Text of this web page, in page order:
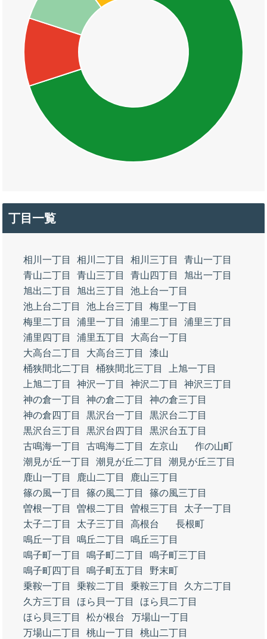
丁目一覧
相川一丁目 相川二丁目 相川三丁目
青山一丁目
青山二丁目
青山三丁目 青山四丁目
旭出一丁目
旭出二丁目
旭出三丁目
池上台一丁目
池上台二丁目
池上台三丁目
梅里一丁目
梅里二丁目
浦里一丁目 浦里二丁目
浦里三丁目
浦里四丁目
浦里五丁目
大高台一丁目
大高台二丁目
大高台三丁目
漆山
桶狭間北二丁目
桶狭間北三丁目
上旭一丁目
上旭二丁目
神沢一丁目 神沢二丁目
神沢三丁目
神の倉一丁目
神の倉二丁目
神の倉三丁目
神の倉四丁目
黒沢台一丁目
黒沢台二丁目
黒沢台三丁目
黒沢台四丁目
黒沢台五丁目
古鳴海一丁目
古鳴海二丁目 左京山
作の山町
潮見が丘一丁目
潮見が丘二丁目
潮見が丘三丁目
鹿山一丁目
鹿山二丁目
鹿山三丁目
篠の風一丁目
篠の風二丁目
篠の風三丁目
曽根一丁目
曽根二丁目 曽根三丁目
太子一丁目
太子二丁目
太子三丁目 高根台
長根町
鳴丘一丁目
鳴丘二丁目
鳴丘三丁目
鳴子町一丁目
鳴子町二丁目
鳴子町三丁目
鳴子町四丁目
鳴子町五丁目
野末町
乗鞍一丁目
乗鞍二丁目 乗鞍三丁目
久方二丁目
久方三丁目
ほら貝一丁目
ほら貝二丁目
ほら貝三丁目
松が根台
万場山一丁目
万場山二丁目
桃山一丁目
桃山二丁目